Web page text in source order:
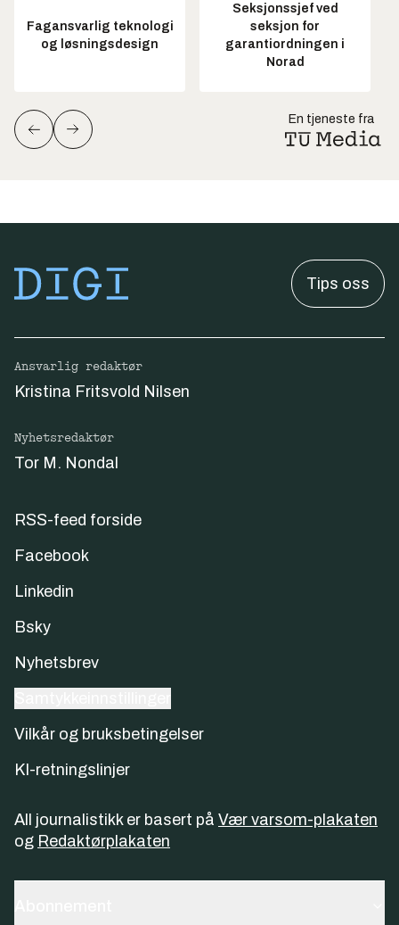
Fagansvarlig teknologi
og løsningsdesign
Seksjonssjef ved
seksjon for
garantiordningen i
Norad
En tjeneste fra
Tips oss
Ansvarlig redaktør
Kristina Fritsvold Nilsen
Nyhetsredaktør
Tor M. Nondal
RSS-feed forside
Facebook
Linkedin
Bsky
Nyhetsbrev
Vilkår og bruksbetingelser
KI-retningslinjer
All journalistikk er basert på Vær varsom-plakaten
og Redaktørplakaten